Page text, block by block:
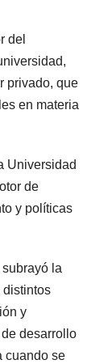
del
privado, que
en materia
Universidad
de
y políticas
la
distintos
y
desarrollo
cuando se